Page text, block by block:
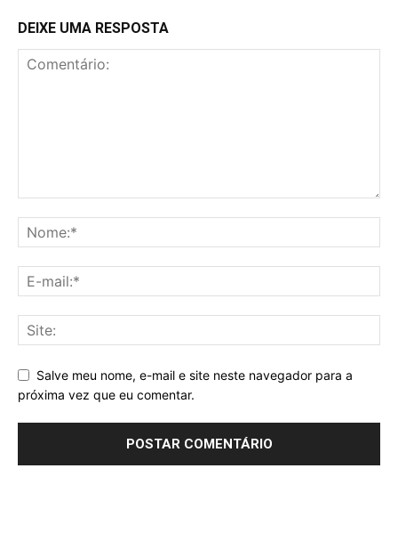
DEIXE UMA RESPOSTA
Salve meu nome, e-mail e site neste navegador para a
próxima vez que eu comentar.